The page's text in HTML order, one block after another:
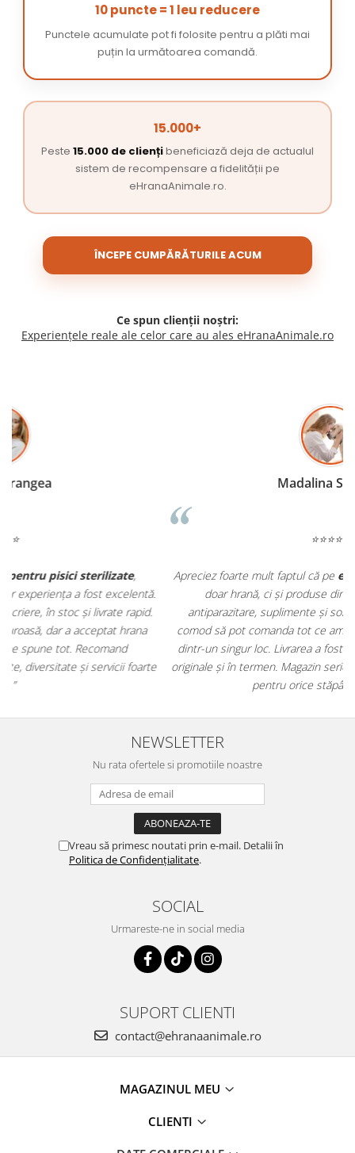
10 puncte = 1 leu reducere
Punctele acumulate pot fi folosite pentru a plăti mai
puțin la următoarea comandă.
15.000+
Peste 15.000 de cliențibeneficiază deja de actualul
sistem de recompensare a fidelității pe
eHranaAnimale.ro.
ÎNCEPE CUMPĂRĂTURILE ACUM
Ce spun clienții noștri:
Experiențele reale ale celor care au ales eHranaAnimale.ro
Apreciez foarte mult faptul că peehranaanimale.rogăsesc nu
doar hrană, ci și produse din
farmacia veterinară:
antiparazitare, suplimente și soluții de îngrijire. Este foarte
comod să pot comanda tot ce am nevoie pentru animalul meu
dintr-un singur loc. Livrarea a fost rapidă, iar produsele au fost
originale și în termen. Magazin serios, bine organizat și foarte util
pentru orice stăpân de animale.
NEWSLETTER
Nu rata ofertele si promotiile noastre
Vreau să primesc noutati prin e-mail. Detalii în
Politica de Confidențialitate.
SOCIAL
Urmareste-ne in social media
SUPORT CLIENTI
contact@ehranaanimale.ro
MAGAZINUL MEU
CLIENTI